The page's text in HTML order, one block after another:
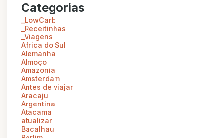
Categorias
_LowCarb
_Receitinhas
_Viagens
Africa do Sul
Alemanha
Almoço
Amazonia
Amsterdam
Antes de viajar
Aracaju
Argentina
Atacama
atualizar
Bacalhau